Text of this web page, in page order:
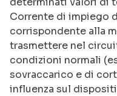
Corrente di impiego
corrispondente alla
trasmettere nel
condizioni normali
sovraccarico e di
influenza sul